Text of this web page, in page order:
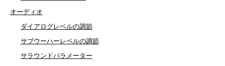
オーディオ
ダイアログレベルの調節
サブウーハーレベルの調節
サラウンドパラメーター